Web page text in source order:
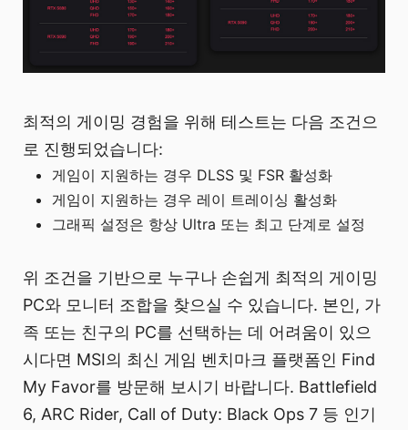
최적의 게이밍 경험을 위해 테스트는 다음 조건으
로 진행되었습니다:
게임이 지원하는 경우 DLSS 및 FSR 활성화
게임이 지원하는 경우 레이 트레이싱 활성화
그래픽 설정은 항상 Ultra 또는 최고 단계로 설정
위 조건을 기반으로 누구나 손쉽게 최적의 게이밍
PC와 모니터 조합을 찾으실 수 있습니다. 본인, 가
족 또는 친구의 PC를 선택하는 데 어려움이 있으
시다면 MSI의 최신 게임 벤치마크 플랫폼인 Find
My Favor를 방문해 보시기 바랍니다. Battlefield
6, ARC Rider, Call of Duty: Black Ops 7 등 인기